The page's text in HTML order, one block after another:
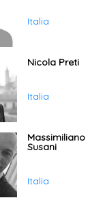
Italia
Nicola Preti
Italia
Massimiliano
Susani
Italia